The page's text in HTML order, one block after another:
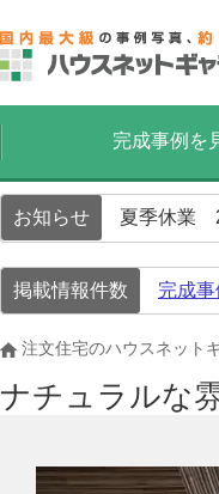
完成事例を
お知らせ 夏季休業
掲載情報件数 完成事
注文住宅のハウスネット
ナチュラルな